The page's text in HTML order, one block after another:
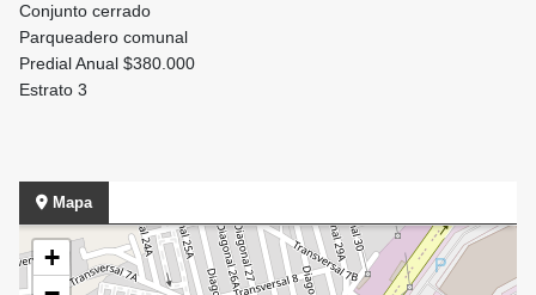
Conjunto cerrado
Parqueadero comunal
Predial Anual $380.000
Estrato 3
Mapa
+